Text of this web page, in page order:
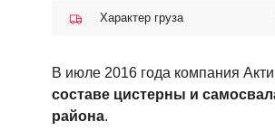
Характер груза
В июле 2016 года компания
составе цистерны и
района.